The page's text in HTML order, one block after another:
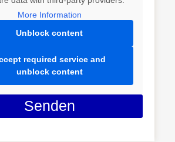
More Information
Unblock content
required service and
unblock content
Senden